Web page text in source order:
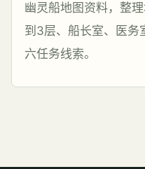
幽灵船地图资料，整
到3层、船长室、医务
六任务线索。